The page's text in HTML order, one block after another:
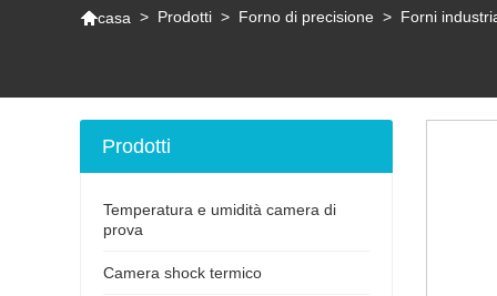
casa > Prodotti > Forno di precisione > Forni
Prodotti
Temperatura e umidità camera di
prova
Camera shock termico